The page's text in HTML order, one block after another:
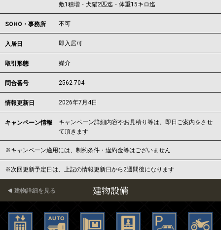
敷1積増・犬猫2匹迄・体重15キロ迄
SOHO・事務所 不可
入居日 即入居可
取引形態 媒介
問合番号 2562-704
情報更新日 2026年7月4日
キャンペーン情報
キャンペーン詳細内容やお見積り等は、即日ご案内をさせ
て頂きます
※キャンペーン適用には、制約条件・違約金等はございません
※次回更新予定日は、上記の情報更新日から2週間後になります
建物設備
建物詳細を見る